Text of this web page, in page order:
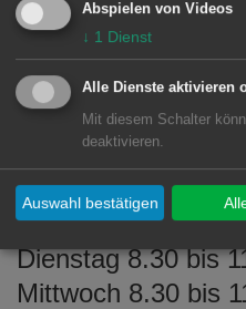
Lage im GIS-
Öffnungszeiten
Montag 8.30 bis
16 Uhr
Dienstag 8.30 bis
Mittwoch 8.30 bis
Abspielen von Videos
↓ 1 Dienst
Alle Dienste aktivieren
Mit diesem Schalter
deaktivieren.
Auswahl bestätigen